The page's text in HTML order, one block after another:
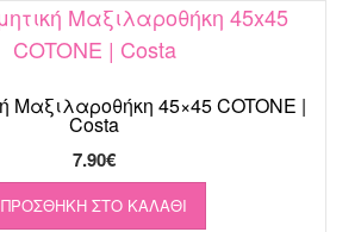
Μαξιλαροθήκη 45×45 COTONE |
Costa
7.90€
ΠΡΟΣΘΉΚΗ ΣΤΟ ΚΑΛΆΘΙ